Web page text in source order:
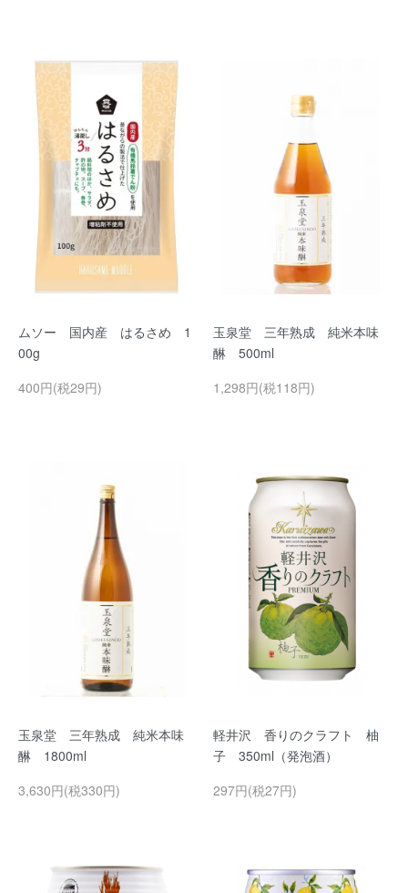
ムソー 国内産 はるさめ 1
00g
400円(税29円)
玉泉堂 三年熟成 純米本味
醂 500ml
1,298円(税118円)
玉泉堂 三年熟成 純米本味
醂 1800ml
3,630円(税330円)
軽井沢 香りのクラフト 柚
子 350ml（発泡酒）
297円(税27円)